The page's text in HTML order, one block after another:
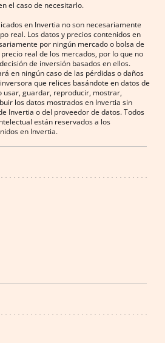
el caso de necesitarlo.
en Invertia no son necesariamente
real. Los datos y precios contenidos en
por ningún mercado o bolsa de
real de los mercados, por lo que no
de inversión basados en ellos.
en ningún caso de las pérdidas o daños
que relices basándote en datos de
usar, guardar, reproducir, mostrar,
los datos mostrados en Invertia sin
Invertia o del proveedor de datos. Todos
están reservados a los
en Invertia.